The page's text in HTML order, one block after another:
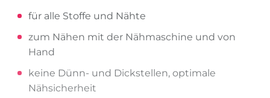
für alle Stoffe und Nähte
zum Nähen mit der Nähmaschine und von
Hand
keine Dünn- und Dickstellen, optimale
Nähsicherheit